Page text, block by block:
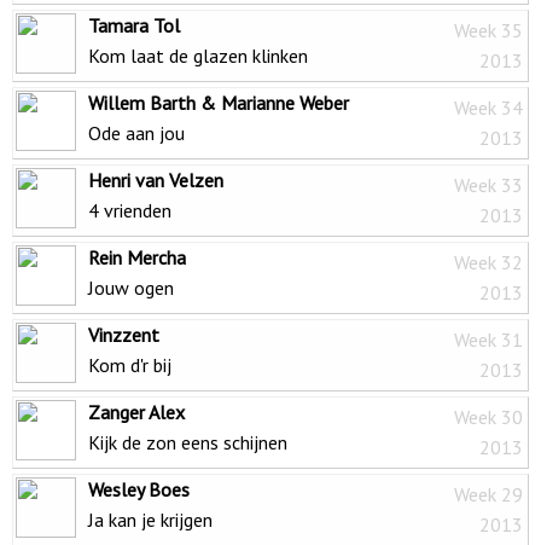
Week 35
2013
Tamara Tol
Kom laat de glazen klinken
Week 34
2013
Willem Barth & Marianne Weber
Ode aan jou
Week 33
2013
Henri van Velzen
4 vrienden
Week 32
2013
Rein Mercha
Jouw ogen
Week 31
2013
Vinzzent
Kom d'r bij
Week 30
2013
Zanger Alex
Kijk de zon eens schijnen
Week 29
2013
Wesley Boes
Ja kan je krijgen